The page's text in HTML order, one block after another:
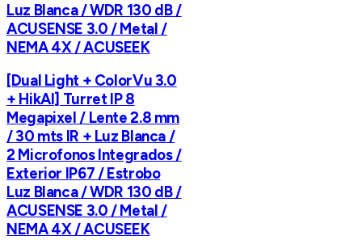
Luz Blanca / WDR 130 dB /
ACUSENSE 3.0 / Metal /
NEMA 4X / ACUSEEK
[Dual Light + ColorVu 3.0
+ HikAI] Turret IP 8
Megapixel / Lente 2.8 mm
/ 30 mts IR + Luz Blanca /
2 Microfonos Integrados /
Exterior IP67 / Estrobo
Luz Blanca / WDR 130 dB /
ACUSENSE 3.0 / Metal /
NEMA 4X / ACUSEEK